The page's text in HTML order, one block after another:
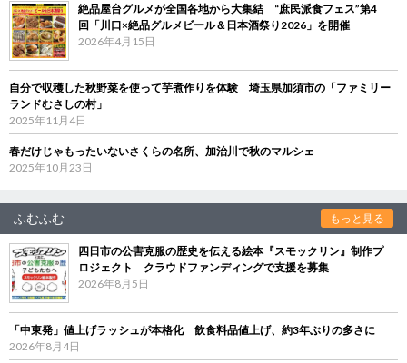
絶品屋台グルメが全国各地から大集結 “庶民派食フェス”第4
回「川口×絶品グルメビール＆日本酒祭り2026」を開催
2026年4月15日
自分で収穫した秋野菜を使って芋煮作りを体験 埼玉県加須市の「ファミリー
ランドむさしの村」
2025年11月4日
春だけじゃもったいないさくらの名所、加治川で秋のマルシェ
2025年10月23日
ふむふむ もっと見る
四日市の公害克服の歴史を伝える絵本『スモックリン』制作プ
ロジェクト クラウドファンディングで支援を募集
2026年8月5日
「中東発」値上げラッシュが本格化 飲食料品値上げ、約3年ぶりの多さに
2026年8月4日